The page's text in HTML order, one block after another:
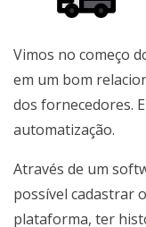
Vimos no começo
em um bom
dos fornecedores.
automatização.
Através de um
possível cadastrar
plataforma, ter